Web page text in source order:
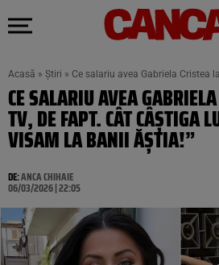
Acasă » Știri » Ce salariu avea Gabriela Cristea
CE SALARIU AVEA
TV, DE FAPT. CÂT CÂȘTIGA
VISAM LA BANII ĂȘTIA!”
DE:ANCA CHIHAIE
06/03/2026 | 22:05